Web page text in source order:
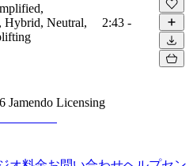
Hybrid, Neutral,
2:43 -
Jamendo Licensing